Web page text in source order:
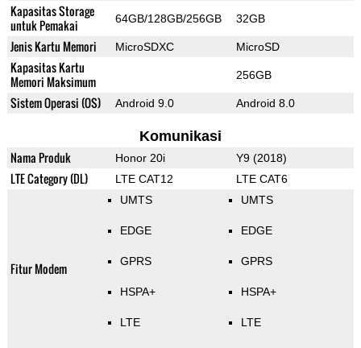
Kapasitas Storage
untuk Pemakai
64GB/128GB/256GB 32GB
Jenis Kartu Memori MicroSDXC MicroSD
Kapasitas Kartu
Memori Maksimum
256GB
Sistem Operasi (OS) Android 9.0 Android 8.0
Komunikasi
Nama Produk Honor 20i Y9 (2018)
LTE Category (DL) LTE CAT12 LTE CAT6
Fitur Modem
UMTS
EDGE
GPRS
HSPA+
LTE
UMTS
EDGE
GPRS
HSPA+
LTE